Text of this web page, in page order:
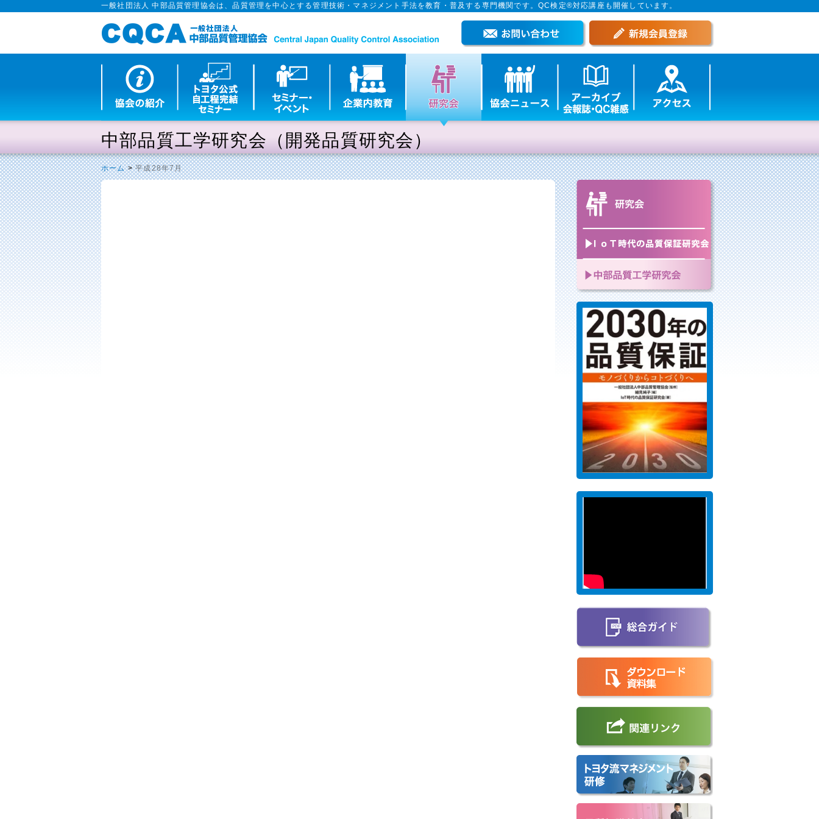
一般社団法人 中部品質管理協会は、品質管理を中心とする管理技術・マネジメント手法を教育・普及する専門機関です。QC検定®対応講座も開催しています。
中部品質工学研究会（開発品質研究会）
ホーム>平成28年7月